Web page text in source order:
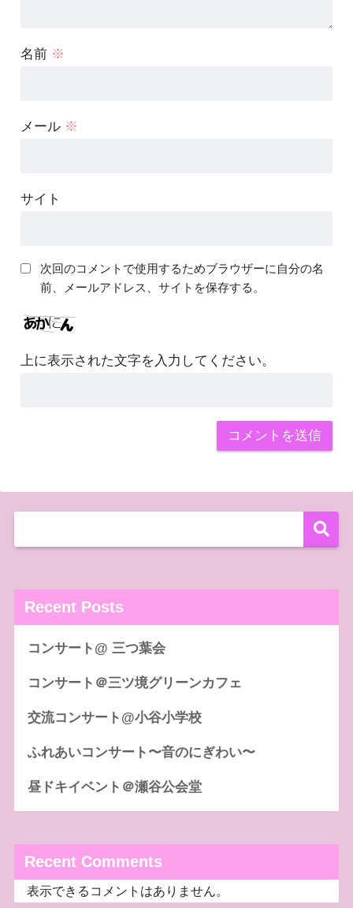
名前 ※
メール ※
サイト
次回のコメントで使用するためブラウザーに自分の名
前、メールアドレス、サイトを保存する。
上に表示された文字を入力してください。
Recent Posts
コンサート@ 三つ葉会
コンサート＠三ツ境グリーンカフェ
交流コンサート@小谷小学校
ふれあいコンサート〜音のにぎわい〜
昼ドキイベント＠瀬谷公会堂
Recent Comments
表示できるコメントはありません。